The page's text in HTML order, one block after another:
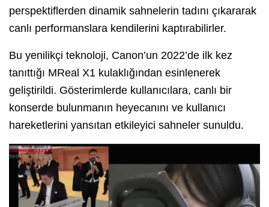
perspektiflerden dinamik sahnelerin tadını çıkararak
canlı performanslara kendilerini kaptırabilirler.
Bu yenilikçi teknoloji, Canon’un 2022’de ilk kez
tanıttığı MReal X1 kulaklığından esinlenerek
geliştirildi. Gösterimlerde kullanıcılara, canlı bir
konserde bulunmanın heyecanını ve kullanıcı
hareketlerini yansıtan etkileyici sahneler sunuldu.